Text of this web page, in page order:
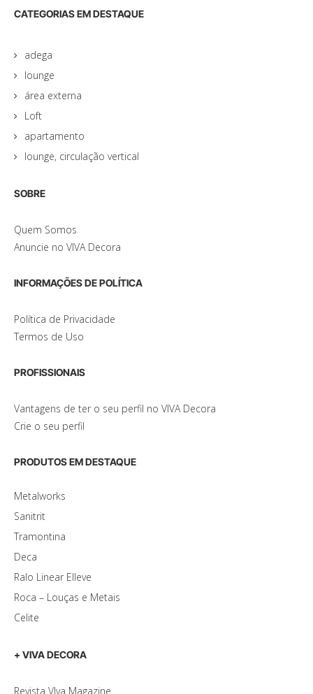
CATEGORIAS EM DESTAQUE
adega
lounge
área externa
Loft
apartamento
lounge, circulação vertical
SOBRE
Quem Somos
Anuncie no VIVA Decora
INFORMAÇÕES DE POLÍTICA
Política de Privacidade
Termos de Uso
PROFISSIONAIS
Vantagens de ter o seu perfil no VIVA Decora
Crie o seu perfil
PRODUTOS EM DESTAQUE
Metalworks
Sanitrit
Tramontina
Deca
Ralo Linear Elleve
Roca – Louças e Metais
Celite
+ VIVA DECORA
Revista VIva Magazine